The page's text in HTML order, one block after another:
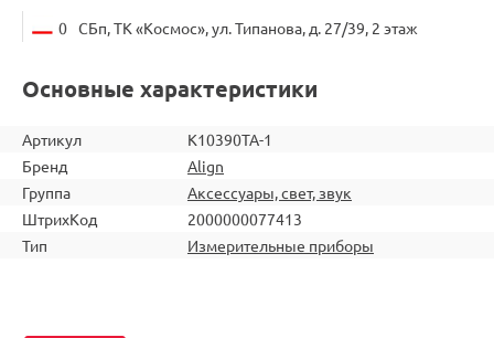
0 СБп, ТК «Космос», ул. Типанова, д. 27/39, 2 этаж
Основные характеристики
Артикул
K10390TA-1
Бренд
Align
Группа
Аксессуары, свет, звук
ШтрихКод
2000000077413
Тип
Измерительные приборы